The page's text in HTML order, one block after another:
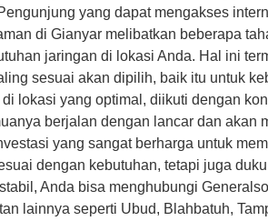
yang dapat mengakses
di Gianyar melibatkan beberapa
jaringan di lokasi Anda. Hal ini
sesuai akan dipilih, baik itu untuk
lokasi yang optimal, diikuti dengan
berjalan dengan lancar dan
yang sangat berharga untuk
dengan kebutuhan, tetapi juga
Anda bisa menghubungi
lainnya seperti Ubud, Blahbatuh,